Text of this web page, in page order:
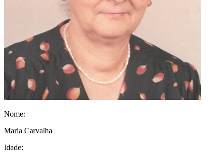
Nome:
Maria Carvalha
Idade: